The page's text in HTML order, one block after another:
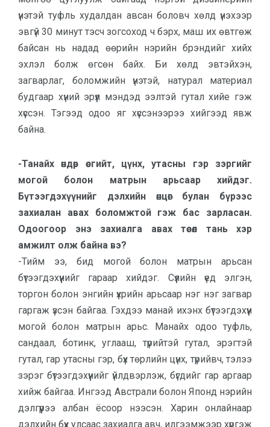
үнэтэй туфль худалдан авсан боловч хөлд үнэхээр
эвгүй 30 минут тэсч зогсоход ч бэрх, маш их өвтгөж
байсан нь надад өөрийн нэрийн брэндийг хийх
эхлэл болж өгсөн байх. Би хөлд эвтэйхэн,
загварлаг, боломжийн үнэтэй, натурал материал
будгаар хүний эрүүл мэндэд ээлтэй гутал хийе гэж
хүссэн. Тэгээд одоо яг хүссэнээрээ хийгээд явж
байна.
-Танайх өндөр өсгийт, цүнх, утасны гэр зэргийг
могой болон матрын арьсаар хийдэг.
Бүтээгдэхүүнийг дэлхийн өнцөг булан бүрээс
захиалан авах боломжтой гэж бас зарласан.
Одоогоор энэ захиалга авах төсөл тань хэр
амжилт олж байна вэ?
-Тийм ээ, бид могой болон матрын арьсан
бүтээгдэхүүнийг гараар хийдэг. Сүүлийн үед элгэн,
торгон болон энгийн үхрийн арьсаар нэг нэг загвар
гаргаж үзсэн байгаа. Гэхдээ манай ихэнх бүтээгдэхүүн
могой болон матрын арьс. Манайх одоо туфль,
сандаал, ботинк, углааш, түрийтэй гутал, эрэгтэй
гутал, гар утасны гэр, бүх төрлийн цүнх, түрийвч, тэлээ
зэрэг бүтээгдэхүүнийг үйлдвэрлэж, бүгдийг гар аргаар
хийж байгаа. Ингээд Австрали болон Японд нэрийн
дэлгүүрээ албан ёсоор нээсэн. Харин онлайнаар
дэлхийн бүх улсаас захиалга авч, илгээмжээр хүргэж